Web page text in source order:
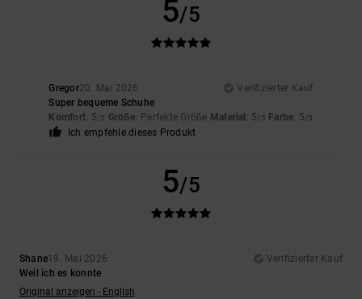
5/5
Gregor20. Mai 2026
Verifizierter Kauf
Super bequeme Schuhe
Komfort: 5/5 Größe: Perfekte Größe Material : 5/5 Farbe: 5/5
Ich empfehle dieses Produkt
5/5
Shane19. Mai 2026
Verifizierter Kauf
Weil ich es konnte
Original anzeigen - English